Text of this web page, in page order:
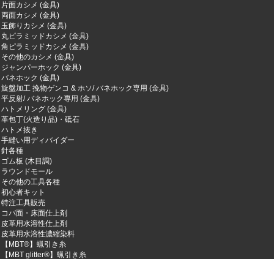
片面カシメ (金具)
両面カシメ (金具)
玉飾りカシメ (金具)
丸ピラミッドカシメ (金具)
角ピラミッドカシメ (金具)
その他のカシメ (金具)
ジャンパーホック (金具)
バネホック (金具)
旋盤加工 挽物ゲンコ & ホソ/ バネホック専用 (金具)
平反射/ バネホック専用 (金具)
ハトメリング (金具)
革包丁(火造り品)・砥石
ハトメ抜き
手縫い用ディバイダー
針各種
ゴム板 (木目調)
ラウンドモール
その他の工具各種
初心者キット
特注工具販売
コバ面・床面仕上剤
皮革用水溶性仕上剤
皮革用水溶性濃縮染料
【MBT®︎】蝋引き糸
【MBT glitter®︎】蝋引き糸